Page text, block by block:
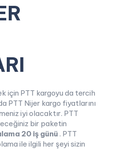
için PTT kargoyu da tercih
PTT Nijer kargo fiyatlarını
iyi olacaktır. PTT
bir paketin
20 iş günü . PTT
ile ilgili her şeyi sizin